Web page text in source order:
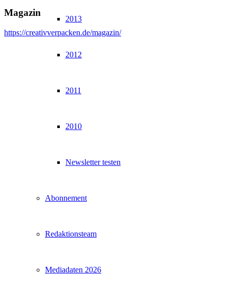
2013
2012
2011
2010
Newsletter testen
Abonnement
Redaktionsteam
Mediadaten 2026
Magazin
https://creativverpacken.de/magazin/